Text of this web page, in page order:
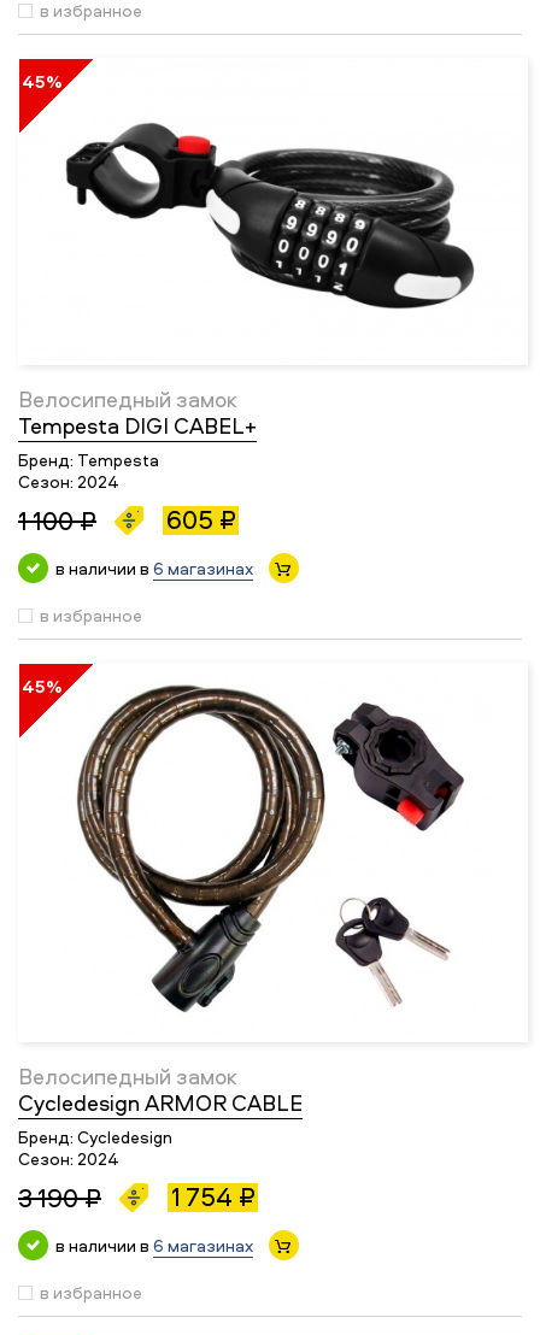
в избранное
45%
Велосипедный замок
Tempesta DIGI CABEL+
Бренд: Tempesta
Сезон: 2024
1 100 ₽ 605 ₽
в наличии в 6 магазинах
в избранное
45%
Велосипедный замок
Cycledesign ARMOR CABLE
Бренд: Cycledesign
Сезон: 2024
3 190 ₽ 1 754 ₽
в наличии в 6 магазинах
в избранное